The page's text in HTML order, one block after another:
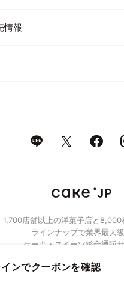
情報
1,700店舗以上の洋菓子店と8,000
ラインナップで業界最大
ケーキ・スイーツ総合通販
© Cake.jp Co., Ltd.
ンでクーポンを確認